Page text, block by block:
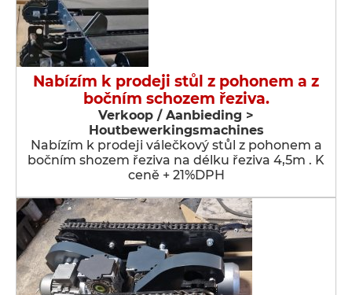
Nabízím k prodeji stůl z pohonem a z
bočním schozem řeziva.
Verkoop / Aanbieding >
Houtbewerkingsmachines
Nabízím k prodeji válečkový stůl z pohonem a
bočním shozem řeziva na délku řeziva 4,5m . K
ceně + 21%DPH